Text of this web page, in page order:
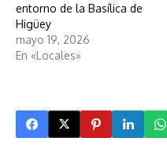
entorno de la Basílica de
Higüey
mayo 19, 2026
En «Locales»